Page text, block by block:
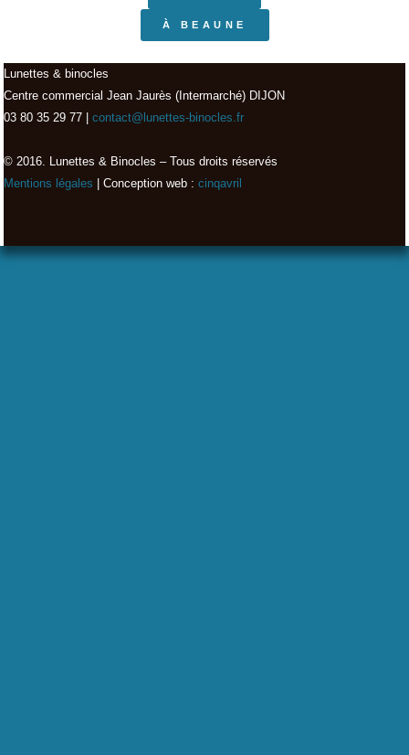
À BEAUNE
Lunettes & binocles
Centre commercial Jean Jaurès (Intermarché) DIJON
03 80 35 29 77 |
contact@lunettes-binocles.fr
© 2016. Lunettes & Binocles – Tous droits réservés​
Mentions légales | Conception web : cinqavril